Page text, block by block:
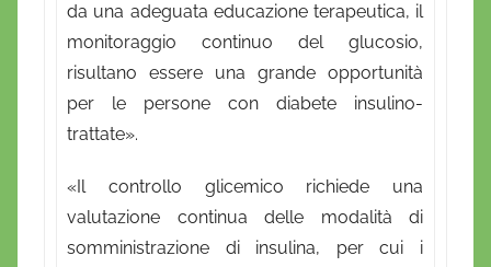
da una adeguata educazione terapeutica, il
monitoraggio continuo del glucosio,
risultano essere una grande opportunità
per le persone con diabete insulino-
trattate».
«Il controllo glicemico richiede una
valutazione continua delle modalità di
somministrazione di insulina, per cui i